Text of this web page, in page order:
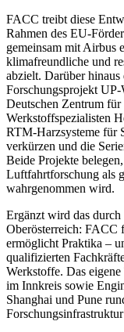
FACC treibt diese
Rahmen des EU-
gemeinsam mit Airbus
klimafreundliche und
abzielt. Darüber
Forschungsprojekt
Deutschen Zentrum
Werkstoffspezialisten
RTM-Harzsysteme für
verkürzen und die
Beide Projekte
Luftfahrtforschung als
wahrgenommen wird.
Ergänzt wird das
Oberösterreich: FACC
ermöglicht Praktika –
qualifizierten
Werkstoffe. Das
im Innkreis sowie
Shanghai und Pune